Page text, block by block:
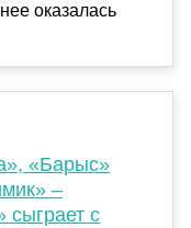
оказалась
«Барыс»
–
сыграет с